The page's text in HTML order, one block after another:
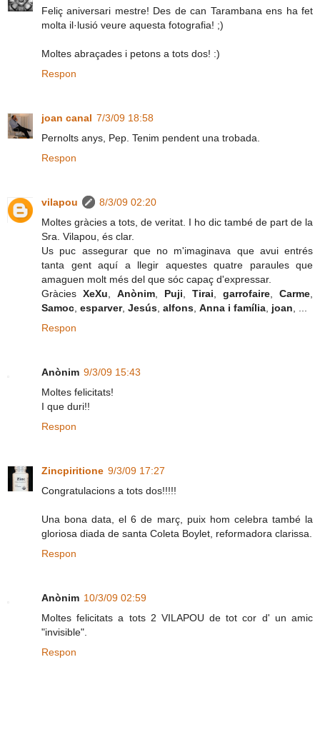
Feliç aniversari mestre! Des de can Tarambana ens ha fet
molta il·lusió veure aquesta fotografia! ;)
Moltes abraçades i petons a tots dos! :)
Respon
joan canal 7/3/09 18:58
Pernolts anys, Pep. Tenim pendent una trobada.
Respon
vilapou
8/3/09 02:20
Moltes gràcies a tots, de veritat. I ho dic també de part de la
Sra. Vilapou, és clar.
Us puc assegurar que no m'imaginava que avui entrés
tanta gent aquí a llegir aquestes quatre paraules que
amaguen molt més del que sóc capaç d'expressar.
Gràcies XeXu Anònim Puji Tirai garrofaire Carme
Samoc esparver, Jesús alfons Anna i família joan
Respon
Anònim 9/3/09 15:43
Moltes felicitats!
I que duri!!
Respon
Zincpiritione 9/3/09 17:27
Congratulacions a tots dos!!!!!
Una bona data, el 6 de març, puix hom celebra també la
gloriosa diada de santa Coleta Boylet, reformadora clarissa.
Respon
Anònim 10/3/09 02:59
Moltes felicitats a tots 2 VILAPOU de tot cor d' un amic
"invisible".
Respon